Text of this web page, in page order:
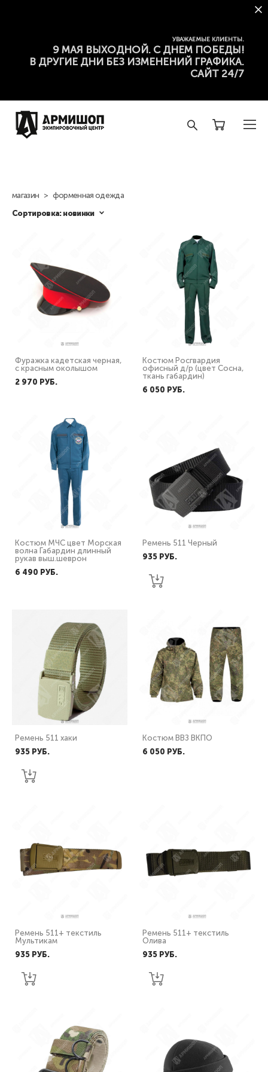
УВАЖАЕМЫЕ КЛИЕНТЫ.
9 МАЯ ВЫХОДНОЙ. С ДНЕМ ПОБЕДЫ!
В ДРУГИЕ ДНИ БЕЗ ИЗМЕНЕНИЙ ГРАФИКА.
САЙТ 24/7
магазин > форменная одежда
Сортировка: новинки
Фуражка кадетская черная,
с красным околышом
2 970 PУБ.
Костюм Росгвардия
офисный д/р (цвет Сосна,
ткань габардин)
6 050 PУБ.
Костюм МЧС цвет Морская
волна Габардин длинный
рукав выш.шеврон
6 490 PУБ.
Ремень 511 Черный
935 PУБ.
Ремень 511 хаки
935 PУБ.
Костюм ВВЗ ВКПО
6 050 PУБ.
Ремень 511+ текстиль
Мультикам
935 PУБ.
Ремень 511+ текстиль
Олива
935 PУБ.